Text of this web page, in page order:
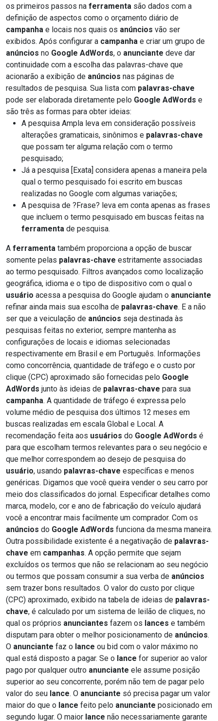
os primeiros passos na ferramenta são dados com a
definição de aspectos como o orçamento diário de
campanha e locais nos quais os anúncios vão ser
exibidos. Após configurar a campanha e criar um grupo de
anúncios no Google AdWords, o anunciante deve dar
continuidade com a escolha das palavras-chave que
acionarão a exibição de anúncios nas páginas de
resultados de pesquisa. Sua lista com palavras-chave
pode ser elaborada diretamente pelo Google AdWords e
são três as formas para obter ideias:
A pesquisa Ampla leva em consideração possíveis
alterações gramaticais, sinônimos e palavras-chave
que possam ter alguma relação com o termo
pesquisado;
Já a pesquisa [Exata] considera apenas a maneira pela
qual o termo pesquisado foi escrito em buscas
realizadas no Google com algumas variações;
A pesquisa de ?Frase? leva em conta apenas as frases
que incluem o termo pesquisado em buscas feitas na
ferramenta de pesquisa.
A ferramenta também proporciona a opção de buscar
somente pelas palavras-chave estritamente associadas
ao termo pesquisado. Filtros avançados como localização
geográfica, idioma e o tipo de dispositivo com o qual o
usuário acessa a pesquisa do Google ajudam o anunciante
refinar ainda mais sua escolha de palavras-chave. E a não
ser que a veiculação de anúncios seja destinada às
pesquisas feitas no exterior, sempre mantenha as
configurações de locais e idiomas selecionadas
respectivamente em Brasil e em Português. Informações
como concorrência, quantidade de tráfego e o custo por
clique (CPC) aproximado são fornecidas pelo Google
AdWords junto às ideias de palavras-chave para sua
campanha. A quantidade de tráfego é expressa pelo
volume médio de pesquisa dos últimos 12 meses em
buscas realizadas em escala Global e Local. A
recomendação feita aos usuários do Google AdWords é
para que escolham termos relevantes para o seu negócio e
que melhor correspondem ao desejo de pesquisa do
usuário, usando palavras-chave específicas e menos
genéricas. Digamos que você queira vender o seu carro por
meio dos classificados do jornal. Especificar detalhes como
marca, modelo, cor e ano de fabricação do veículo ajudará
você a encontrar mais facilmente um comprador. Com os
anúncios do Google AdWords funciona da mesma maneira.
Outra possibilidade existente é a negativação de palavras-
chave em campanhas. A opção permite que sejam
excluídos os termos que não se relacionam ao seu negócio
ou termos que possam consumir a sua verba de anúncios
sem trazer bons resultados. O valor do custo por clique
(CPC) aproximado, exibido na tabela de ideias de palavras-
chave, é calculado por um sistema de leilão de cliques, no
qual os próprios anunciantes fazem os lances e também
disputam para obter o melhor posicionamento de anúncios.
O anunciante faz o lance ou bid com o valor máximo no
qual está disposto a pagar. Se o lance for superior ao valor
pago por qualquer outro anunciante ele assume posição
superior ao seu concorrente, porém não tem de pagar pelo
valor do seu lance. O anunciante só precisa pagar um valor
maior do que o lance feito pelo anunciante posicionado em
segundo lugar. O maior lance não necessariamente garante